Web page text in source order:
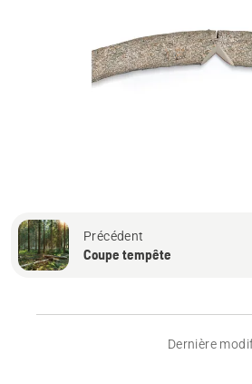
Précédent
Coupe tempête
Dernière